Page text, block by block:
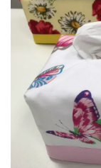
5,0
hvězdiček.